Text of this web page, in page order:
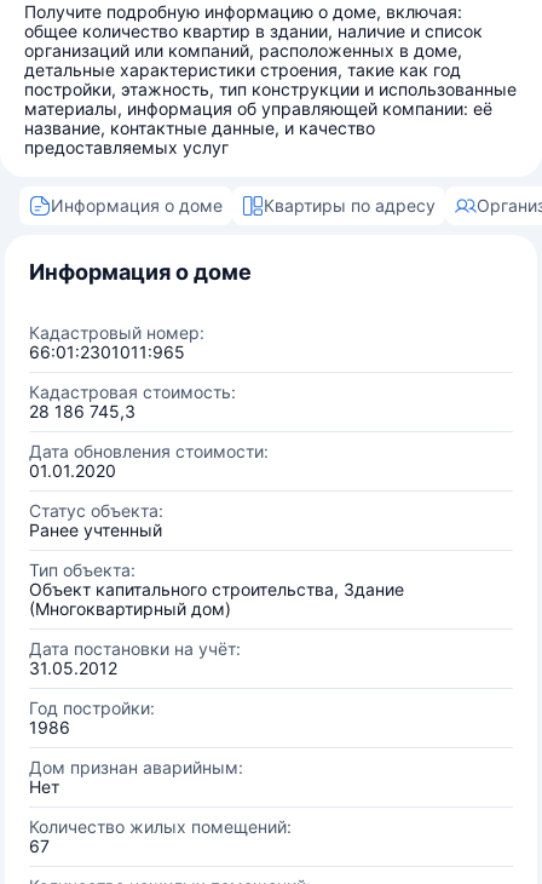
Получите подробную информацию о доме, включая:
общее количество квартир в здании, наличие и список
организаций или компаний, расположенных в доме,
детальные характеристики строения, такие как год
постройки, этажность, тип конструкции и использованные
материалы, информация об управляющей компании: её
название, контактные данные, и качество
предоставляемых услуг
Информация о доме Квартиры по адресу
Информация о доме
Кадастровый номер:
66:01:2301011:965
Кадастровая стоимость:
28 186 745,3
Дата обновления стоимости:
01.01.2020
Статус объекта:
Ранее учтенный
Тип объекта:
Объект капитального строительства, Здание
(Многоквартирный дом)
Дата постановки на учёт:
31.05.2012
Год постройки:
1986
Дом признан аварийным:
Нет
Количество жилых помещений:
67